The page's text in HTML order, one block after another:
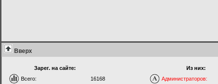
Вверх
Зарег. на сайте:
Всего:
16168
Из них:
Администраторов: